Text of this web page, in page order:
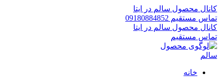
کانال محصول سالم در ایتا
تماس مستقیم 09180884852
کانال محصول سالم در ایتا
تماس مستقیم
خانه